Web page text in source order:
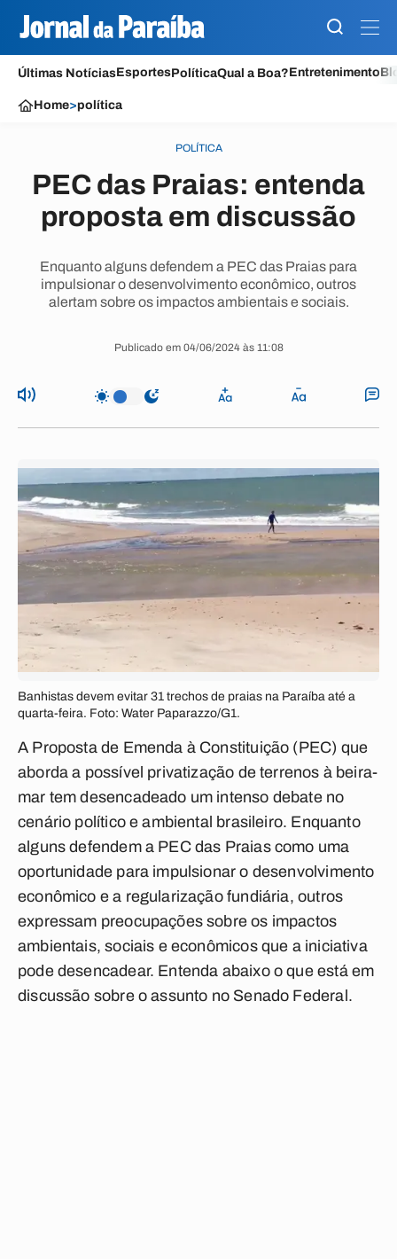
Últimas NotíciasEsportesPolíticaQual a Boa?Entretenimento
Home>política
POLÍTICA
PEC das Praias: entenda
proposta em discussão
Enquanto alguns defendem a PEC das Praias para
impulsionar o desenvolvimento econômico, outros
alertam sobre os impactos ambientais e sociais.
Publicado em 04/06/2024 às 11:08
Banhistas devem evitar 31 trechos de praias na Paraíba até a
quarta-feira. Foto: Water Paparazzo/G1.
A Proposta de Emenda à Constituição (PEC) que
aborda a possível privatização de terrenos à beira-
mar tem desencadeado um intenso debate no
cenário político e ambiental brasileiro. Enquanto
alguns defendem a PEC das Praias como uma
oportunidade para impulsionar o desenvolvimento
econômico e a regularização fundiária, outros
expressam preocupações sobre os impactos
ambientais, sociais e econômicos que a iniciativa
pode desencadear. Entenda abaixo o que está em
discussão sobre o assunto no Senado Federal.